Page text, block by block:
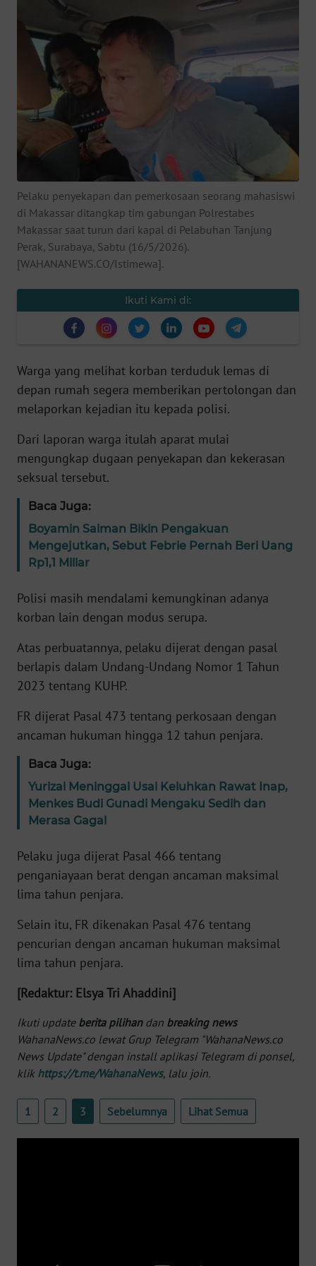
Pelaku penyekapan dan pemerkosaan seorang mahasiswi
di Makassar ditangkap tim gabungan Polrestabes
Makassar saat turun dari kapal di Pelabuhan Tanjung
Perak, Surabaya, Sabtu (16/5/2026).
[WAHANANEWS.CO/Istimewa].
Ikuti Kami di:
Warga yang melihat korban terduduk lemas di
depan rumah segera memberikan pertolongan dan
melaporkan kejadian itu kepada polisi.
Dari laporan warga itulah aparat mulai
mengungkap dugaan penyekapan dan kekerasan
seksual tersebut.
Baca Juga:
Boyamin Saiman Bikin Pengakuan
Mengejutkan, Sebut Febrie Pernah Beri Uang
Rp1,1 Miliar
Polisi masih mendalami kemungkinan adanya
korban lain dengan modus serupa.
Atas perbuatannya, pelaku dijerat dengan pasal
berlapis dalam Undang-Undang Nomor 1 Tahun
2023 tentang KUHP.
FR dijerat Pasal 473 tentang perkosaan dengan
ancaman hukuman hingga 12 tahun penjara.
Baca Juga:
Yurizal Meninggal Usai Keluhkan Rawat Inap,
Menkes Budi Gunadi Mengaku Sedih dan
Merasa Gagal
Pelaku juga dijerat Pasal 466 tentang
penganiayaan berat dengan ancaman maksimal
lima tahun penjara.
Selain itu, FR dikenakan Pasal 476 tentang
pencurian dengan ancaman hukuman maksimal
lima tahun penjara.
[Redaktur: Elsya Tri Ahaddini]
Ikuti update berita pilihandan breaking news
WahanaNews.co lewat Grup Telegram "WahanaNews.co
News Update" dengan install aplikasi Telegram di ponsel,
klik https://t.me/WahanaNews, lalu join.
1 2 3 Sebelumnya Lihat Semua
SAINS-TEKNO
KESEHATAN
INTERNASIONAL
SERBA-SERBI
OLAHRAGA
OPINI
BERITA
KONTAK
INFO
IKLAN
TENTANG
KAMI
PEDOMAN
SIBER
KARIR
Wahana
News
Regional
WN
SUMUT
WN
JAKARTA
JABAR
WN
NTT
KEPRI